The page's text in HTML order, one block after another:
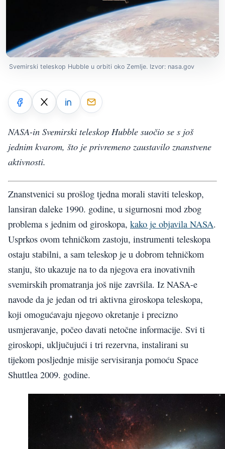
Svemirski teleskop Hubble u orbiti oko Zemlje. Izvor: nasa.gov
NASA-in Svemirski teleskop Hubble suočio se s još
jednim kvarom, što je privremeno zaustavilo znanstvene
aktivnosti.
Znanstvenici su prošlog tjedna morali staviti teleskop,
lansiran daleke 1990. godine, u sigurnosni mod zbog
problema s jednim od giroskopa, kako je objavila NASA.
Usprkos ovom tehničkom zastoju, instrumenti teleskopa
ostaju stabilni, a sam teleskop je u dobrom tehničkom
stanju, što ukazuje na to da njegova era inovativnih
svemirskih promatranja još nije završila. Iz NASA-e
navode da je jedan od tri aktivna giroskopa teleskopa,
koji omogućavaju njegovo okretanje i precizno
usmjeravanje, počeo davati netočne informacije. Svi ti
giroskopi, uključujući i tri rezervna, instalirani su
tijekom posljednje misije servisiranja pomoću Space
Shuttlea 2009. godine.